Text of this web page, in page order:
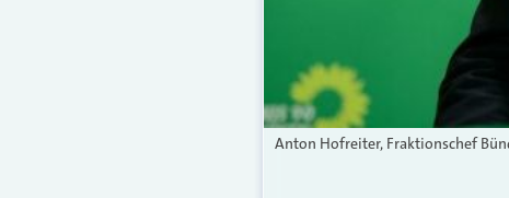
Anton Hofreiter, Fraktionschef